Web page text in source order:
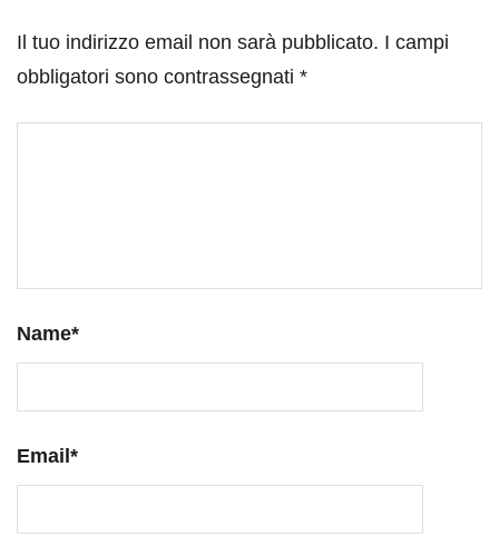
Il tuo indirizzo email non sarà pubblicato. I campi
obbligatori sono contrassegnati *
Name*
Email*